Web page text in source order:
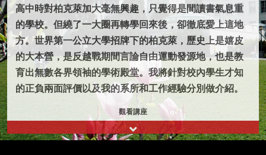
高中時對柏克萊加大毫無興趣，只覺得是間讀書氣息重
的學校。但繞了一大圈再轉學回來後，卻徹底愛上這地
方。世界第一公立大學招牌下的柏克萊，歷史上是嬉皮
的大本營，是反越戰期間言論自由運動發源地，也是教
育出無數各界領袖的學術殿堂。我將針對校內學生才知
的正負兩面評價以及我的系所和工作經驗分別做介紹。
觀看講座